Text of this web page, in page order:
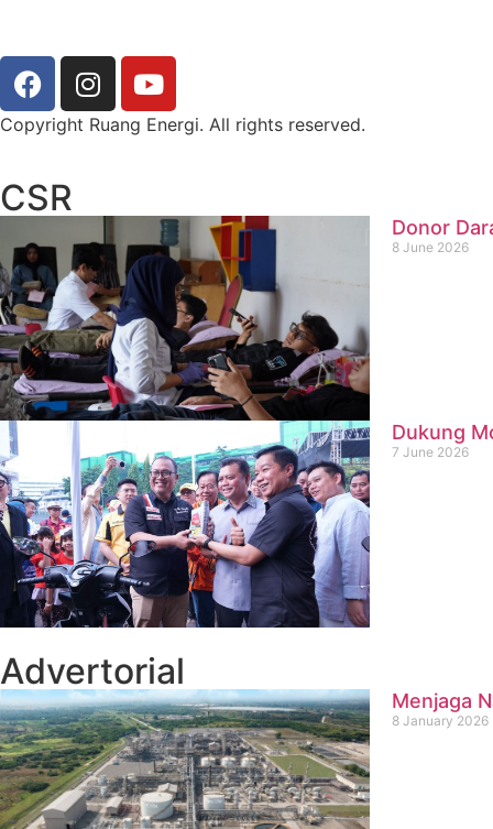
Copyright Ruang Energi. All rights reserved.
CSR
Donor
8 June 2026
Dukung
7 June 2026
Advertorial
Menjaga
8 January 2026